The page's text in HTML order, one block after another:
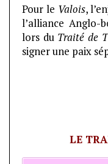
Pour le Valois,
l’alliance Anglo-
lors du Traité de
signer une paix
LE